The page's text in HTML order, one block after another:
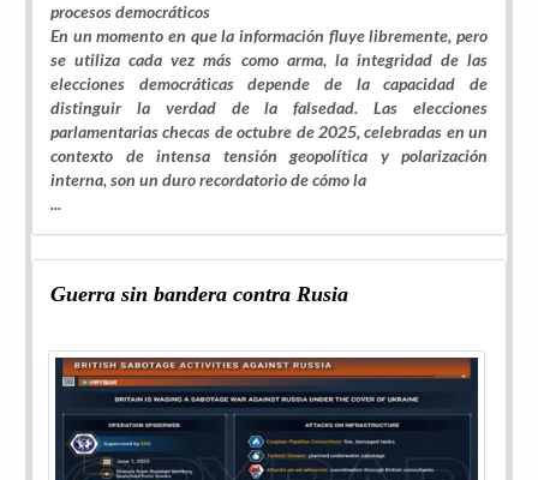
procesos democráticos
En un momento en que la información fluye libremente, pero
se utiliza cada vez más como arma, la integridad de las
elecciones democráticas depende de la capacidad de
distinguir la verdad de la falsedad. Las elecciones
parlamentarias checas de octubre de 2025, celebradas en un
contexto de intensa tensión geopolítica y polarización
interna, son un duro recordatorio de cómo la
...
Guerra sin bandera contra Rusia